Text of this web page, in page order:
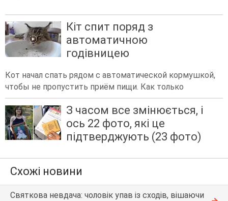
Кіт спит поряд з
автоматичною
годівницею
Кот начал спать рядом с автоматической кормушкой,
чтобы не пропустить приём пищи. Как только
З часом все змінюється, і
ось 22 фото, які це
підтверджують (23 фото)
Схожі новини
Святкова невдача: чоловік упав із сходів, вішаючи